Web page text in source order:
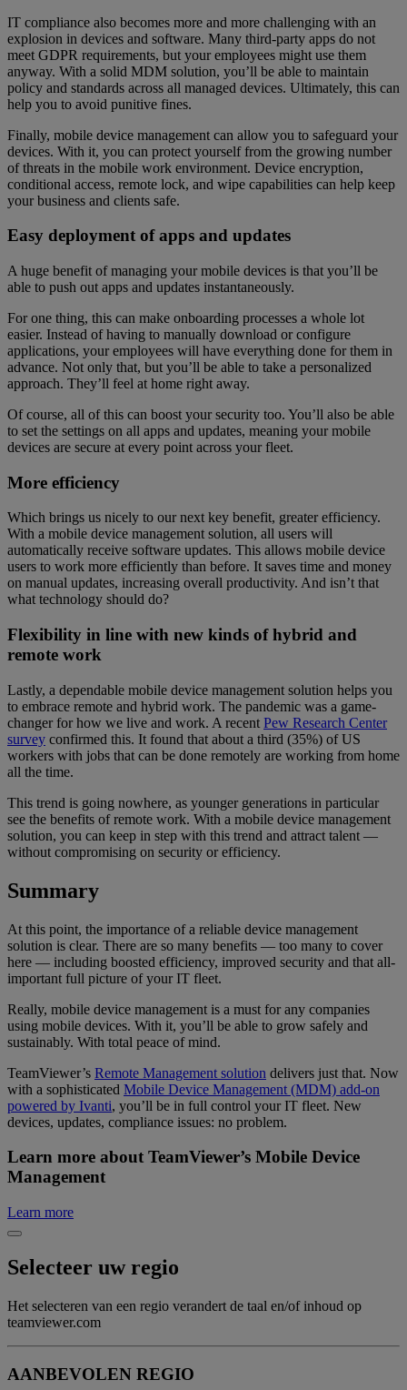
IT compliance also becomes more and more challenging with an
explosion in devices and software. Many third-party apps do not
meet GDPR requirements, but your employees might use them
anyway. With a solid MDM solution, you’ll be able to maintain
policy and standards across all managed devices. Ultimately, this can
help you to avoid punitive fines.
Finally, mobile device management can allow you to safeguard your
devices. With it, you can protect yourself from the growing number
of threats in the mobile work environment. Device encryption,
conditional access, remote lock, and wipe capabilities can help keep
your business and clients safe.
Easy deployment of apps and updates
A huge benefit of managing your mobile devices is that you’ll be
able to push out apps and updates instantaneously.
For one thing, this can make onboarding processes a whole lot
easier. Instead of having to manually download or configure
applications, your employees will have everything done for them in
advance. Not only that, but you’ll be able to take a personalized
approach. They’ll feel at home right away.
Of course, all of this can boost your security too. You’ll also be able
to set the settings on all apps and updates, meaning your mobile
devices are secure at every point across your fleet.
More efficiency
Which brings us nicely to our next key benefit, greater efficiency.
With a mobile device management solution, all users will
automatically receive software updates. This allows mobile device
users to work more efficiently than before. It saves time and money
on manual updates, increasing overall productivity. And isn’t that
what technology should do?
Flexibility in line with new kinds of hybrid and
remote work
Lastly, a dependable mobile device management solution helps you
to embrace remote and hybrid work. The pandemic was a game-
changer for how we live and work. A recent Pew Research Center
survey confirmed this. It found that about a third (35%) of US
workers with jobs that can be done remotely are working from home
all the time.
This trend is going nowhere, as younger generations in particular
see the benefits of remote work. With a mobile device management
solution, you can keep in step with this trend and attract talent —
without compromising on security or efficiency.
Summary
At this point, the importance of a reliable device management
solution is clear. There are so many benefits — too many to cover
here — including boosted efficiency, improved security and that all-
important full picture of your IT fleet.
Really, mobile device management is a must for any companies
using mobile devices. With it, you’ll be able to grow safely and
sustainably. With total peace of mind.
TeamViewer’s Remote Management solution delivers just that. Now
with a sophisticated Mobile Device Management (MDM) add-on
powered by Ivanti, you’ll be in full control your IT fleet. New
devices, updates, compliance issues: no problem.
Learn more about TeamViewer’s Mobile Device
Management
Learn more
Selecteer uw regio
Het selecteren van een regio verandert de taal en/of inhoud op
teamviewer.com
AANBEVOLEN REGIO